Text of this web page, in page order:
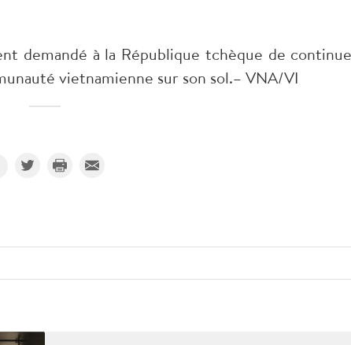
demandé à la République tchèque de
vietnamienne sur son sol.– VNA/VI